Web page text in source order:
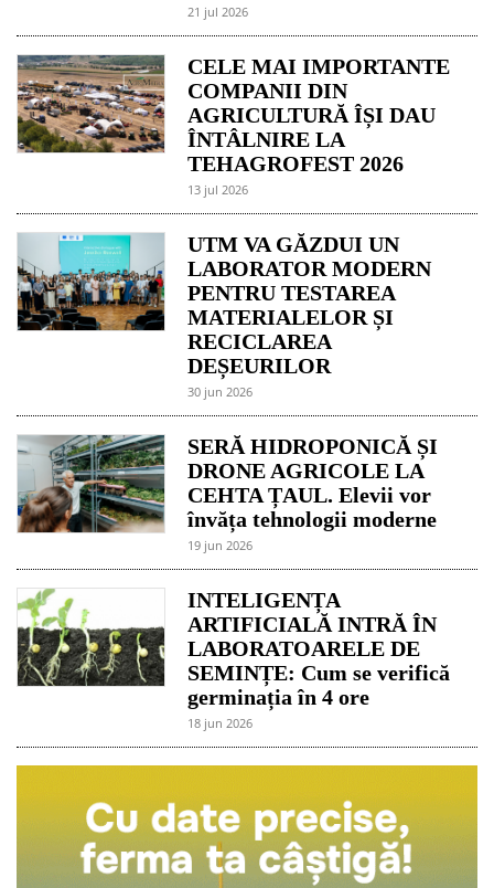
21 jul 2026
CELE MAI IMPORTANTE
COMPANII DIN
AGRICULTURĂ ÎȘI DAU
ÎNTÂLNIRE LA
TEHAGROFEST 2026
13 jul 2026
UTM VA GĂZDUI UN
LABORATOR MODERN
PENTRU TESTAREA
MATERIALELOR ȘI
RECICLAREA
DEȘEURILOR
30 jun 2026
SERĂ HIDROPONICĂ ȘI
DRONE AGRICOLE LA
CEHTA ȚAUL. Elevii vor
învăța tehnologii moderne
19 jun 2026
INTELIGENȚA
ARTIFICIALĂ INTRĂ ÎN
LABORATOARELE DE
SEMINȚE: Cum se verifică
germinația în 4 ore
18 jun 2026